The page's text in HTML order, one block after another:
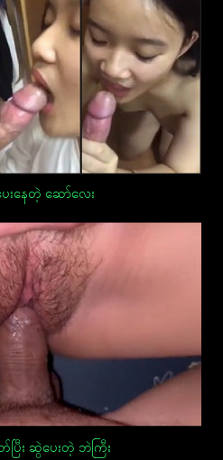
းနေတဲ့ ဆော်လေး
ြီး ဆွဲပေးတဲ့ ဘဲကြီး